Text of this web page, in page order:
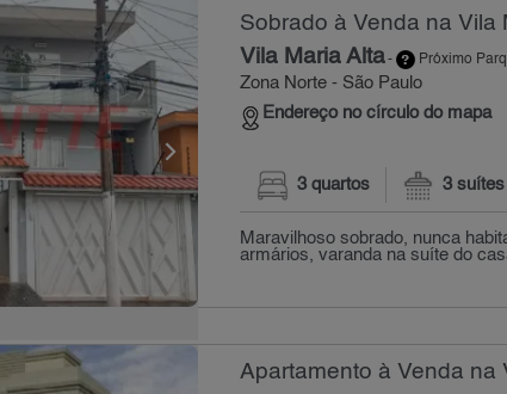
Sobrado à Venda na Vila
Vila Maria Alta- Próximo
Zona Norte - São Paulo
Endereço no círculo do mapa
3 quartos 3 suítes
Maravilhoso sobrado, nunca
armários, varanda na suíte do
Apartamento à Venda na